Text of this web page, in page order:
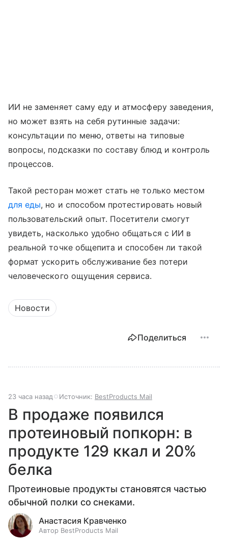
ИИ не заменяет саму еду и атмосферу заведения,
но может взять на себя рутинные задачи:
консультации по меню, ответы на типовые
вопросы, подсказки по составу блюд и контроль
процессов.
Такой ресторан может стать не только местом
для еды, но и способом протестировать новый
пользовательский опыт. Посетители смогут
увидеть, насколько удобно общаться с ИИ в
реальной точке общепита и способен ли такой
формат ускорить обслуживание без потери
человеческого ощущения сервиса.
Новости
Поделиться
23 часа назад Источник: BestProducts Mail
В продаже появился
протеиновый попкорн: в
продукте 129 ккал и 20%
белка
Протеиновые продукты становятся частью
обычной полки со снеками.
Анастасия Кравченко
Автор BestProducts Mail